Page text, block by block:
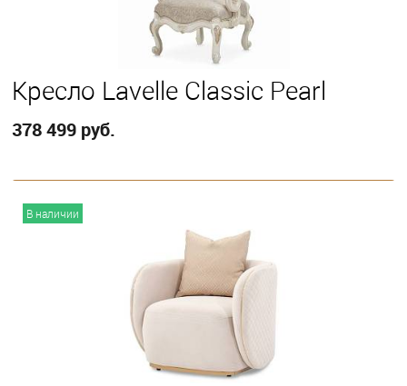
Кресло Lavelle Classic Pearl
378 499 руб.
В наличии